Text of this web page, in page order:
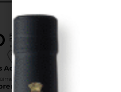
Adelfas Nº6-B
Las Palmas